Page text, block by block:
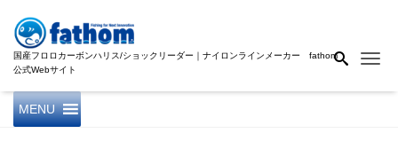
国産フロロカーボンハリス/ショックリーダー｜ナイロンラインメーカー fathom
公式Webサイト
MENU